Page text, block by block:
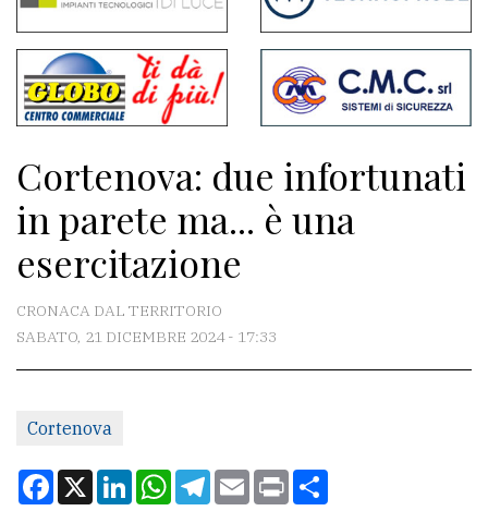
Contenuti
del
sito
Meteo
CONTATTI
La
redazione
Per
tua
Cortenova: due infortunati
in parete ma... è una
esercitazione
CRONACA DAL TERRITORIO
SABATO, 21 DICEMBRE 2024 - 17:33
Cortenova
Facebook
X LinkedInWhatsApp
Telegram
EmailPrint